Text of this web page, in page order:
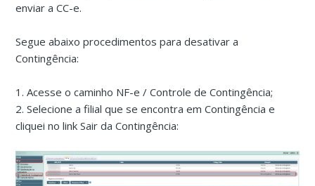
enviar a CC-e.
Segue abaixo procedimentos para desativar a
Contingência:
1. Acesse o caminho NF-e / Controle de Contingência;
2. Selecione a filial que se encontra em Contingência e
cliquei no link Sair da Contingência: